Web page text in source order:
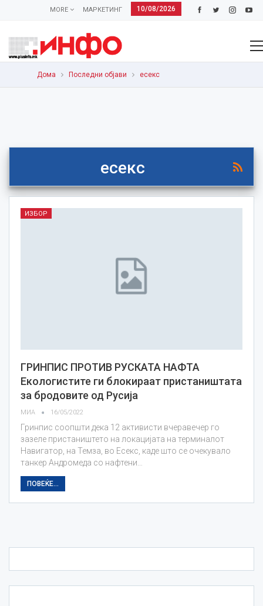
10/08/2026
МАРКЕТИНГ
MORE
Дома Последни објави есекс
есекс
ИЗБОР
ГРИНПИС ПРОТИВ РУСКАТА НАФТА
Екологистите ги блокираат пристаништата
за бродовите од Русија
МИА 16/05/2022
Гринпис соопшти дека 12 активисти вчеравечер го
зазеле пристаништето на локацијата на терминалот
Навигатор, на Темза, во Есекс, каде што се очекувало
танкер Андромеда со нафтени…
ПОВЕЌЕ...